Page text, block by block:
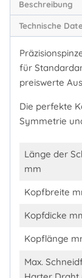
Beschreibung
Technische
für
preiswerte
Die perfekte
Symmetrie
Länge der
mm
Kopfbreite
Kopfdicke
Kopflänge
Max.